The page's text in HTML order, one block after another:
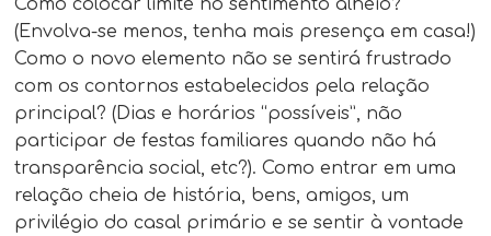
Como colocar limite no sentimento alheio?
(Envolva-se menos, tenha mais presença em casa!)
Como o novo elemento não se sentirá frustrado
com os contornos estabelecidos pela relação
principal? (Dias e horários “possíveis”, não
participar de festas familiares quando não há
transparência social, etc?). Como entrar em uma
relação cheia de história, bens, amigos, um
privilégio do casal primário e se sentir à vontade